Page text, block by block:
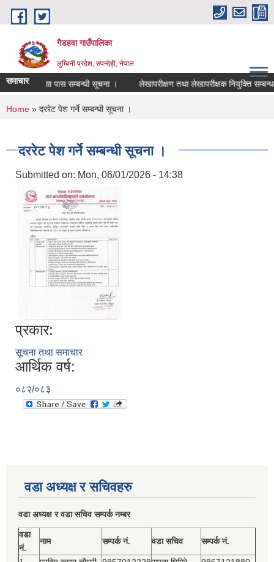
Skip to main content
गैडहवा गाउँपालिका
लुम्बिनी प्रदेश, रुपन्देही, नेपाल
समाचारनक्सा पास सम्बन्धी सूचना । लेखापरीक्षण तथा लेखापरीक्षक नियुक्ति सम्बन्धमा
You are here
Home » दररेट पेश गर्ने सम्बन्धी सूचना ।
दररेट पेश गर्ने सम्बन्धी सूचना ।
Submitted on: Mon, 06/01/2026 - 14:38
प्रकार:
सूचना तथा समाचार
आर्थिक वर्ष:
०८२/०८३
वडा अध्यक्ष र सचिवहरु
वडा अध्यक्ष र वडा सचिव सम्पर्क नम्बर
वडा
नं.
नाम सम्पर्क नं. वडा सचिव सम्पर्क नं.